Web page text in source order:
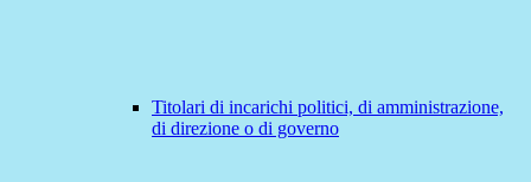
Titolari di incarichi politici, di amministrazione,
di direzione o di governo